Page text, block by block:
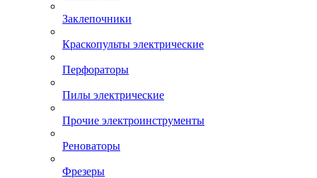
Заклепочники
Краскопульты электрические
Перфораторы
Пилы электрические
Прочие электроинструменты
Реноваторы
Фрезеры